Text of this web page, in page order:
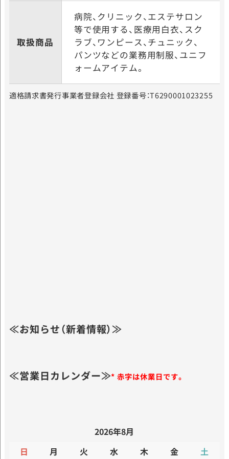
取扱商品
病院、クリニック、エステサロン
等で使用する、医療用白衣、スク
ラブ、ワンピース、チュニック、
パンツなどの業務用制服、ユニフ
ォームアイテム。
適格請求書発行事業者登録会社 登録番号：T6290001023255
≪お知らせ（新着情報）≫
≪営業日カレンダー≫* 赤字は休業日です。
2026年8月
日
月 火 水 木 金
土